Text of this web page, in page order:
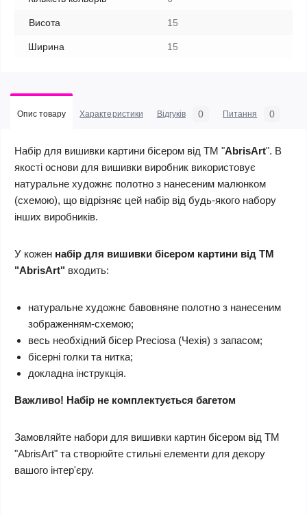
Висота 15
Ширина 15
Опис товару Характеристики Відгуків 0 Питання 0
Набір для вишивки картини бісером від ТМ "AbrisArt". В
якості основи для вишивки виробник використовує
натуральне художнє полотно з нанесеним малюнком
(схемою), що відрізняє цей набір від будь-якого набору
інших виробників.
У кожен набір для вишивки бісером картини від ТМ
"AbrisArt" входить:
натуральне художнє бавовняне полотно з нанесеним
зображенням-схемою;
весь необхідний бісер Preciosa (Чехія) з запасом;
бісерні голки та нитка;
докладна інструкція.
Важливо! Набір не комплектується багетом
Замовляйте набори для вишивки картин бісером від ТМ
"AbrisArt" та створюйте стильні елементи для декору
вашого інтер'єру.